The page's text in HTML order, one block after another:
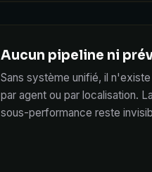
Aucun pipeline ni
Sans système unifié, il
par agent ou par localisation.
sous-performance reste